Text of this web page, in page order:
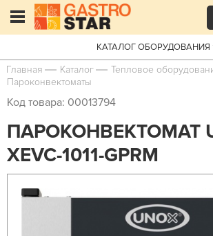
КАТАЛОГ ОБОРУДОВАНИЯ
Главная Каталог
Тепловое
Пароконвектоматы
Код товара: 00013794
ПАРОКОНВЕКТОМАТ
XEVC-1011-GPRM